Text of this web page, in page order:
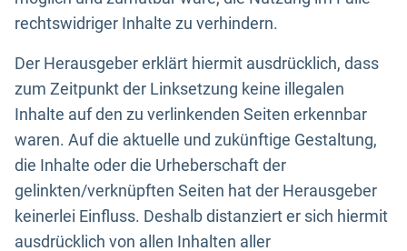
rechtswidriger Inhalte zu verhindern.
Der Herausgeber erklärt hiermit ausdrücklich, dass
zum Zeitpunkt der Linksetzung keine illegalen
Inhalte auf den zu verlinkenden Seiten erkennbar
waren. Auf die aktuelle und zukünftige Gestaltung,
die Inhalte oder die Urheberschaft der
gelinkten/verknüpften Seiten hat der Herausgeber
keinerlei Einfluss. Deshalb distanziert er sich hiermit
ausdrücklich von allen Inhalten aller